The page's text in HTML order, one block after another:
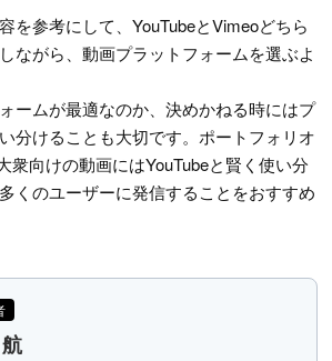
を参考にして、YouTubeとVimeoどちら
ながら、動画プラットフォームを選ぶよ
ームが最適なのか、決めかねる時にはプ
分けることも大切です。ポートフォリオ
衆向けの動画にはYouTubeと賢く使い分
くのユーザーに発信することをおすすめ